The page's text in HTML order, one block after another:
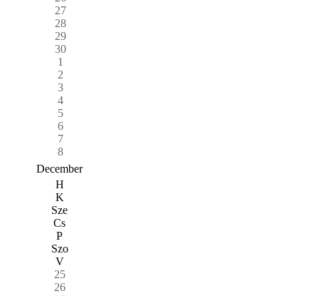
27
28
29
30
1
2
3
4
5
6
7
8
December
H
K
Sze
Cs
P
Szo
V
25
26